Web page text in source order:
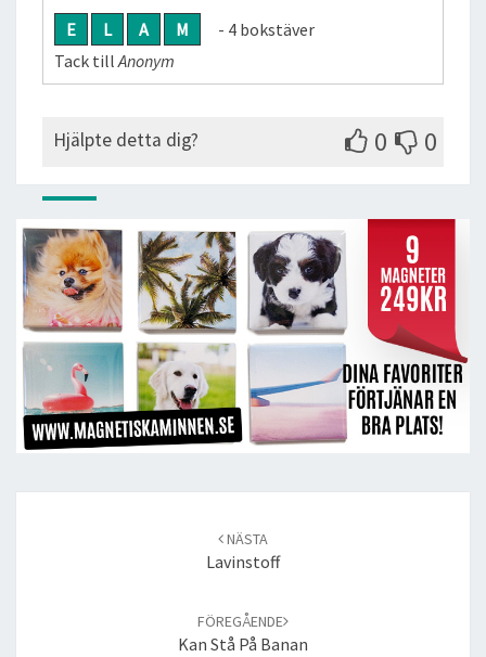
E L A M
- 4 bokstäver
Tack tillAnonym
Hjälpte detta dig? 0 0
NÄSTA
Lavinstoff
FÖREGÅENDE
Kan Stå På Banan